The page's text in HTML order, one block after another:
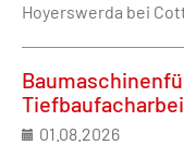
Hoyerswerda bei
01.08.2026